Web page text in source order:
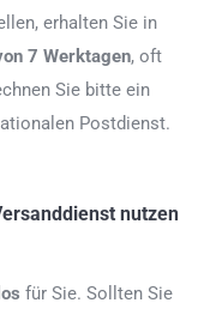
erhalten Sie in
7 Werktagen, oft
Sie bitte ein
Postdienst.
nutzen
für Sie. Sollten Sie